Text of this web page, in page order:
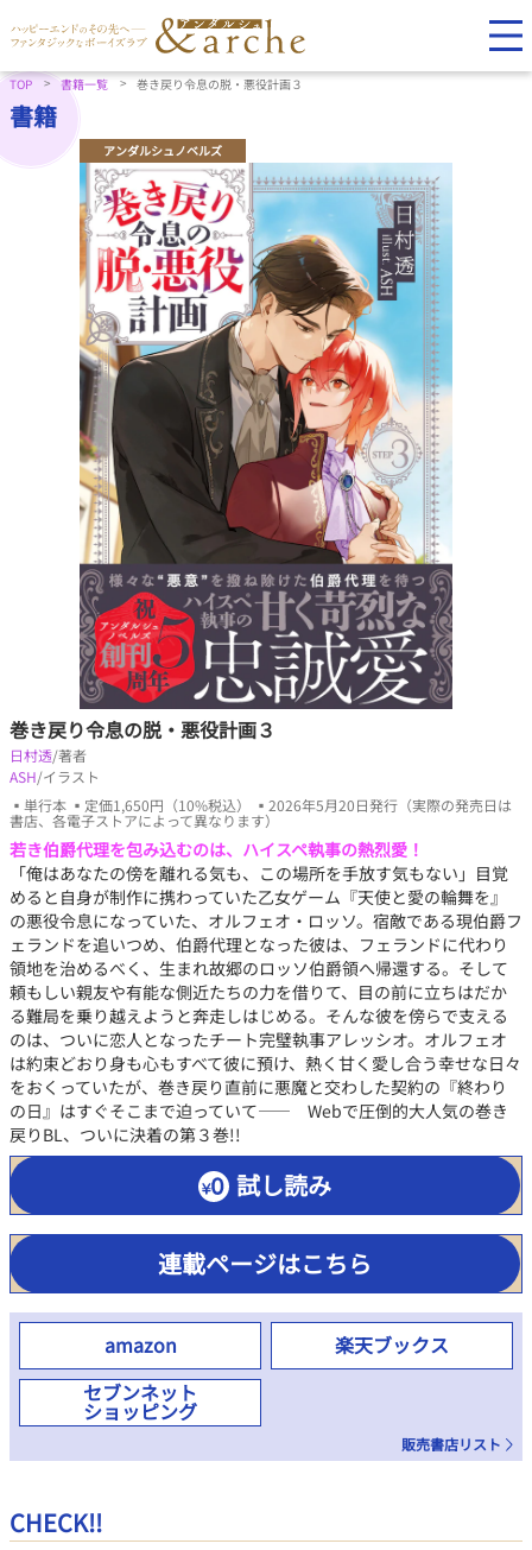
TOP 書籍一覧 巻き戻り令息の脱・悪役計画３
書籍
アンダルシュノベルズ
巻き戻り令息の脱・悪役計画３
日村透/著者
ASH/イラスト
▪単行本 ▪定価1,650円（10%税込） ▪2026年5月20日発行（実際の発売日は
書店、各電子ストアによって異なります）
若き伯爵代理を包み込むのは、ハイスペ執事の熱烈愛！
「俺はあなたの傍を離れる気も、この場所を手放す気もない」目覚
めると自身が制作に携わっていた乙女ゲーム『天使と愛の輪舞を』
の悪役令息になっていた、オルフェオ・ロッソ。宿敵である現伯爵フ
ェランドを追いつめ、伯爵代理となった彼は、フェランドに代わり
領地を治めるべく、生まれ故郷のロッソ伯爵領へ帰還する。そして
頼もしい親友や有能な側近たちの力を借りて、目の前に立ちはだか
る難局を乗り越えようと奔走しはじめる。そんな彼を傍らで支える
のは、ついに恋人となったチート完璧執事アレッシオ。オルフェオ
は約束どおり身も心もすべて彼に預け、熱く甘く愛し合う幸せな日々
をおくっていたが、巻き戻り直前に悪魔と交わした契約の『終わり
の日』はすぐそこまで迫っていて―― Webで圧倒的大人気の巻き
戻りBL、ついに決着の第３巻!!
試し読み
連載ページはこちら
amazon
楽天ブックス
セブンネット
ショッピング
販売書店リスト
CHECK!!